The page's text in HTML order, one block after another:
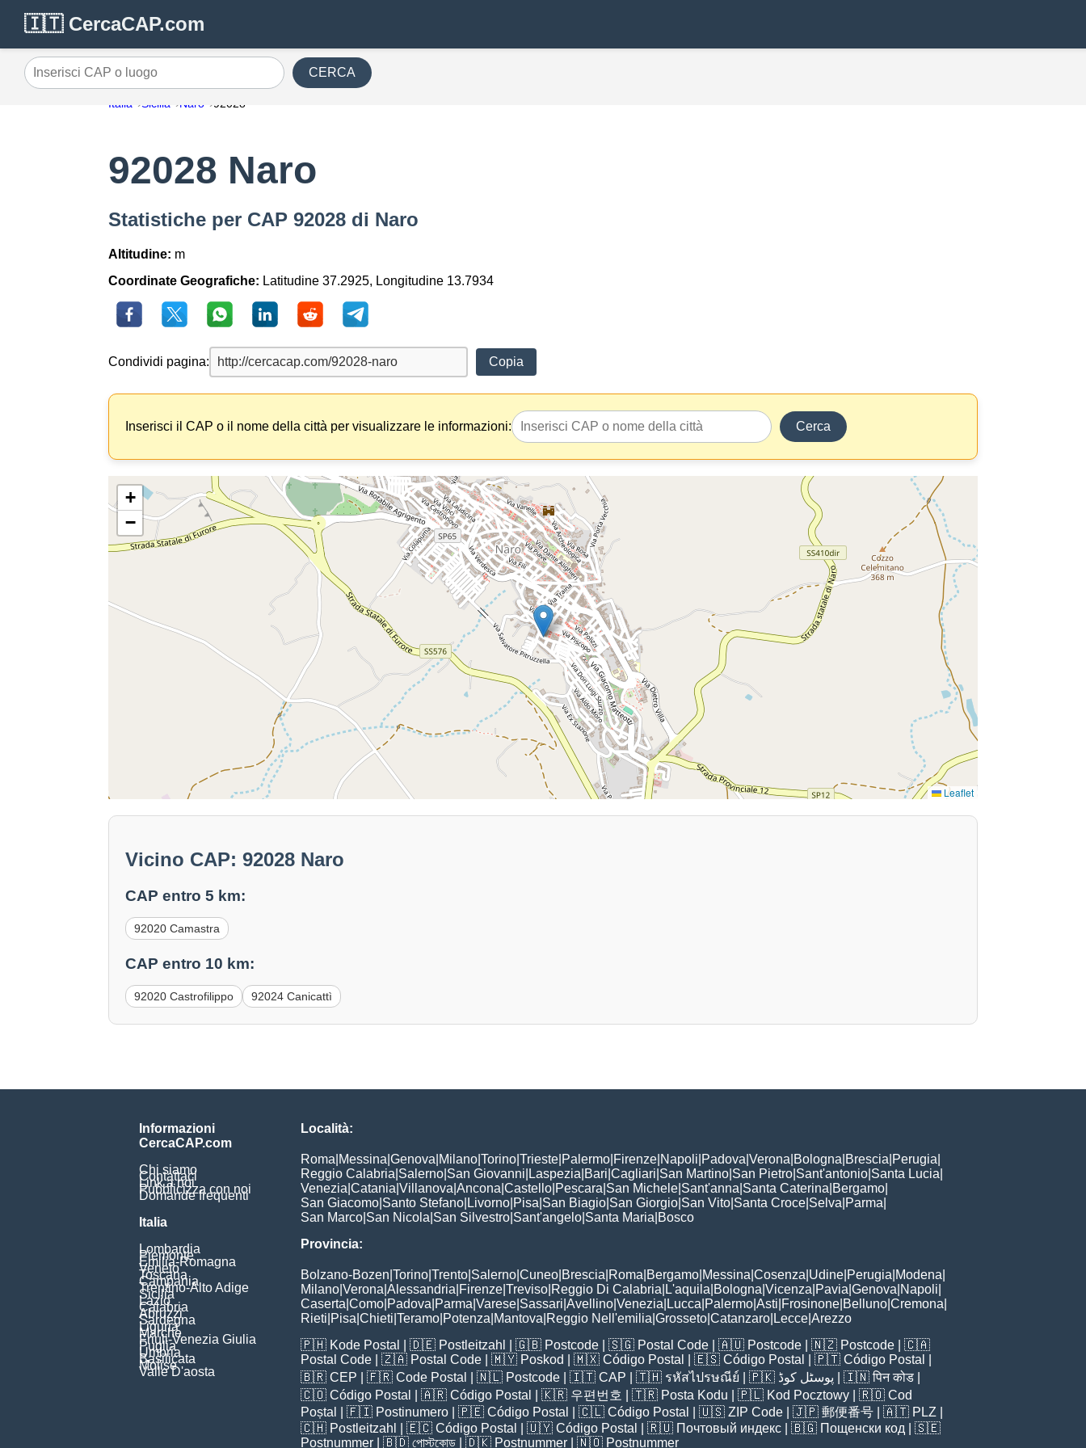
🇮🇹 CercaCAP.com
Inserisci CAP o luogo CERCA
Italia Sicilia Naro 92028
92028 Naro
Statistiche per CAP 92028 di Naro
Altitudine: m
Coordinate Geografiche: Latitudine 37.2925, Longitudine 13.7934
Condividi pagina: Copia
Inserisci il CAP o il nome della città per visualizzare le informazioni: Cerca
+
−
Leaflet
Vicino CAP: 92028 Naro
CAP entro 5 km:
92020 Camastra
CAP entro 10 km:
92020 Castrofilippo 92024 Canicattì
Informazioni
CercaCAP.com
Chi siamo
Contattaci
Link a noi
Pubblicizza con noi
Domande frequenti
Italia
Lombardia
Piemonte
Emilia-Romagna
Veneto
Toscana
Campania
Trentino-Alto Adige
Sicilia
Lazio
Calabria
Abruzzi
Sardegna
Liguria
Marche
Friuli-Venezia Giulia
Puglia
Umbria
Basilicata
Molise
Valle D'aosta
Località:
Roma Messina Genova Milano Torino Trieste Palermo Firenze Napoli Padova Verona Bologna Brescia Perugia
Reggio Calabria Salerno San Giovanni Laspezia Bari Cagliari San Martino San Pietro Sant'antonio Santa Lucia
Venezia Catania Villanova Ancona Castello Pescara San Michele Sant'anna Santa Caterina Bergamo
San Giacomo Santo Stefano Livorno Pisa San Biagio San Giorgio San Vito Santa Croce Selva Parma
San Marco San Nicola San Silvestro Sant'angelo Santa Maria Bosco
Provincia:
Bolzano-Bozen Torino Trento Salerno Cuneo Brescia Roma Bergamo Messina Cosenza Udine Perugia Modena
Milano Verona Alessandria Firenze Treviso Reggio Di Calabria L'aquila Bologna Vicenza Pavia Genova Napoli
Caserta Como Padova Parma Varese Sassari Avellino Venezia Lucca Palermo Asti Frosinone Belluno Cremona
Rieti Pisa Chieti Teramo Potenza Mantova Reggio Nell'emilia Grosseto Catanzaro Lecce Arezzo
🇵🇭 Kode Postal | 🇩🇪 Postleitzahl | 🇬🇧 Postcode | 🇸🇬 Postal Code | 🇦🇺 Postcode | 🇳🇿 Postcode | 🇨🇦
Postal Code | 🇿🇦 Postal Code | 🇲🇾 Poskod | 🇲🇽 Código Postal | 🇪🇸 Código Postal | 🇵🇹 Código Postal
🇧🇷 CEP | 🇫🇷 Code Postal | 🇳🇱 Postcode | 🇮🇹 CAP | 🇹🇭 รหัสไปรษณีย์ | 🇵🇰 پوسٹل کوڈ | 🇮🇳पिन कोड
🇨🇴 Código Postal | 🇦🇷 Código Postal | 🇰🇷 우편번호 | 🇹🇷 Posta Kodu | 🇵🇱 Kod Pocztowy | 🇷🇴 Cod
Poștal
| 🇫🇮 Postinumero | 🇵🇪 Código Postal | 🇨🇱 Código Postal | 🇺🇸 ZIP Code | 🇯🇵 郵便番号 | 🇦🇹 PLZ
🇨🇭 Postleitzahl | 🇪🇨 Código Postal | 🇺🇾 Código Postal | 🇷🇺 Почтовый индекс | 🇧🇬 Пощенски код | 🇸🇪
Postnummer | 🇧🇩 পোস্টকোড | 🇩🇰 Postnummer | 🇳🇴 Postnummer